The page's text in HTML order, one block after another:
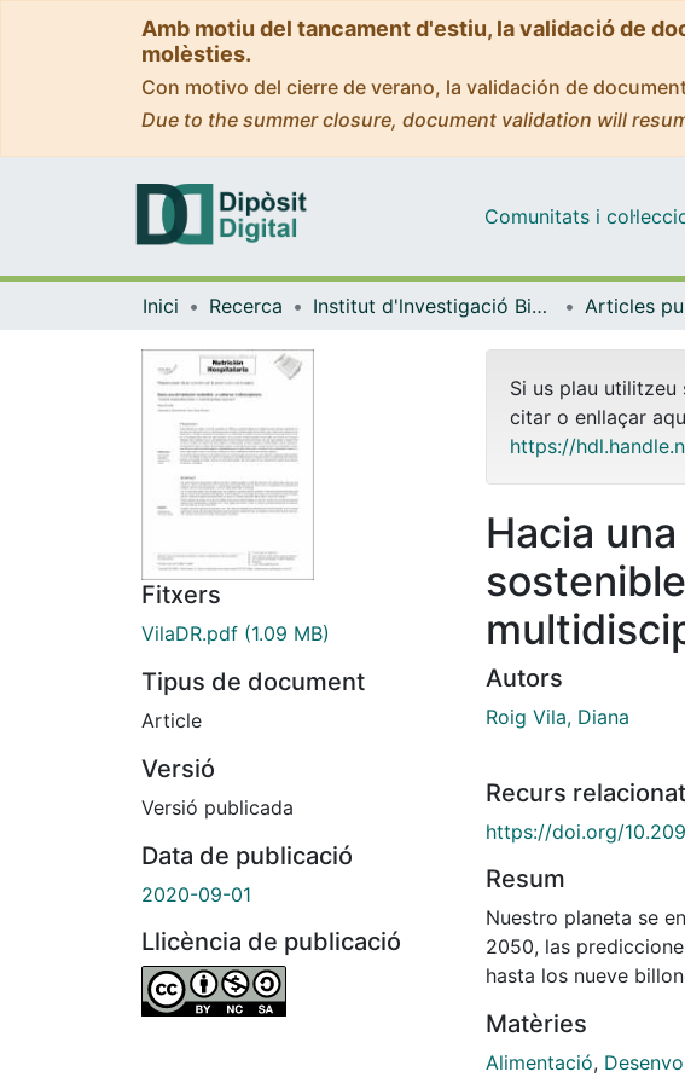
Amb motiu del tancament d'estiu, la validació de
molèsties.
Con motivo del cierre de verano, la validación de
Due to the summer closure, document validation will
Comunitats i
Inici Recerca Institut d'lnvestigació Biomèdica de Bellvitge (IDIBELL)
Fitxers
VilaDR.pdf (1.09 MB)
Tipus de document
Article
Versió
Versió publicada
Data de publicació
2020-09-01
Llicència de publicació
Si us plau
citar o enllaçar
https://
Hacia
Autors
Roig Vila, Diana
Recurs relacionat
https://doi.org/
Resum
Nuestro planeta se
2050, las
hasta los nueve
limitados. El sistema
transformarse,
Matèries
Alimentació,